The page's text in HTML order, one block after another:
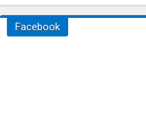
Facebook